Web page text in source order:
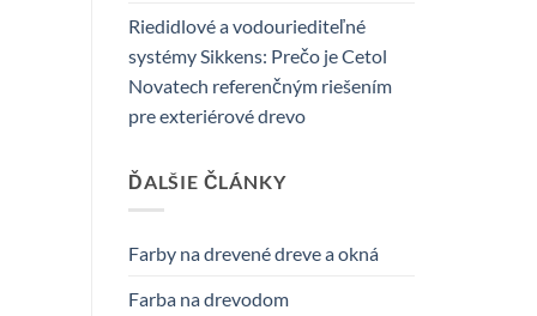
Riedidlové a vodouriediteľné
systémy Sikkens: Prečo je Cetol
Novatech referenčným riešením
pre exteriérové drevo
ĎALŠIE ČLÁNKY
Farby na drevené dreve a okná
Farba na drevodom